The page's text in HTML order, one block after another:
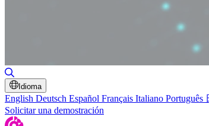
Idioma
English Deutsch Español Français Italiano Português
Solicitar una demostración